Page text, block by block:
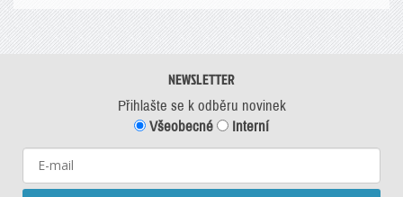
NEWSLETTER
Přihlašte se k odběru novinek
Všeobecné
Interní